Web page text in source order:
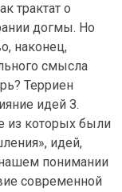
трактат о
догмы. Но
наконец,
смысла
Терриен
идей З.
из которых были
идей,
понимании
современной